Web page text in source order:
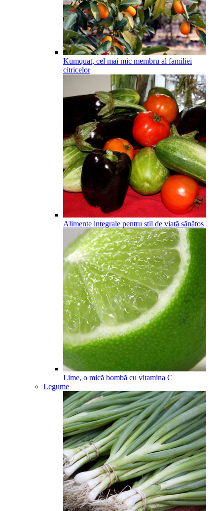
Kumquat, cel mai mic membru al familiei
citricelor
Alimente integrale pentru stil de viață sănătos
Lime, o mică bombă cu vitamina C
Legume